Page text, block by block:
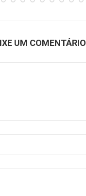
UM COMENTÁRIO